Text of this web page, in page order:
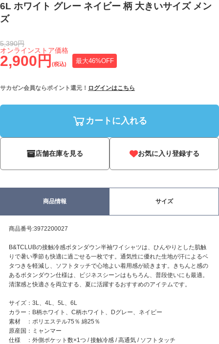
6L ホワイト グレー ネイビー 柄 大きいサイズ メン
ズ
2,900円 (税込) 最大46%OFF
オンラインストア価格
5,390円
サカゼン会員ならポイント還元！ ログインはこちら
カートに入れる
店舗在庫を見る お気に入り登録する
商品情報 サイズ
商品番号:3972200027
B&TCLUBの接触冷感ボタンダウン半袖ワイシャツは、ひんやりとした肌触
りで暑い季節も快適に過ごせる一枚です。通気性に優れた生地が汗によるベ
タつきを軽減し、ソフトタッチで心地よい着用感が続きます。きちんと感の
あるボタンダウン仕様は、ビジネスシーンはもちろん、普段使いにも最適。
清潔感と快適さを両立する、夏に活躍するおすすめのアイテムです。
サイズ：3L、4L、5L、6L
カラー：B柄ホワイト、C柄ホワイト、Dグレー、ネイビー
素材 ：ポリエステル75％ 綿25％
原産国：ミャンマー
仕様 ：外側ポケット数×1つ / 接触冷感 / 高通気 / ソフトタッチ